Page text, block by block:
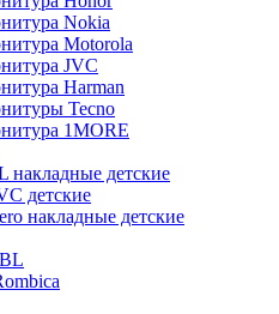
Nokia
Motorola
JVC
Harman
Tecno
1MORE
накладные детские
детские
накладные детские